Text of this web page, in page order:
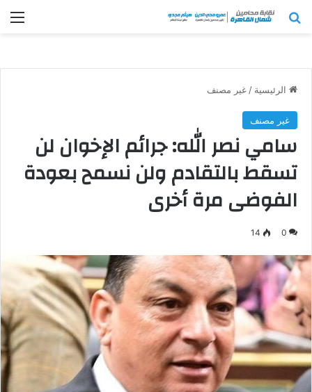
بحث عن
الرئيسية / غير مصنف
غير مصنف
سامي نصر الله: جرائم الإخوان لن
تسقط بالتقادم ولن نسمح بعودة
الفوضى مرة أخرى
0
14